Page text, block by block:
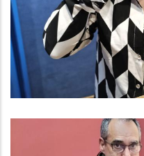
Altres ,Medi ,